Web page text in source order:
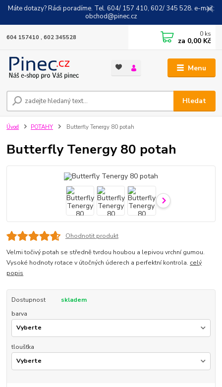
Máte dotazy? Rádi poradíme. Tel. 604/ 157 410, 602/ 345 528. e-mail:
obchod@pinec.cz
Menu
Hledat
604 157410 , 602 345528 0 ks
za 0,00 Kč
Úvod POTAHY Butterfly Tenergy 80 potah
Butterfly Tenergy 80 potah
Ohodnotit produkt
Velmi točivý potah se středně tvrdou houbou a lepivou vrchní gumou.
Vysoké hodnoty rotace v útočných úderech a perfektní kontrola. celý
popis
Dostupnost
skladem
barva
tloušťka